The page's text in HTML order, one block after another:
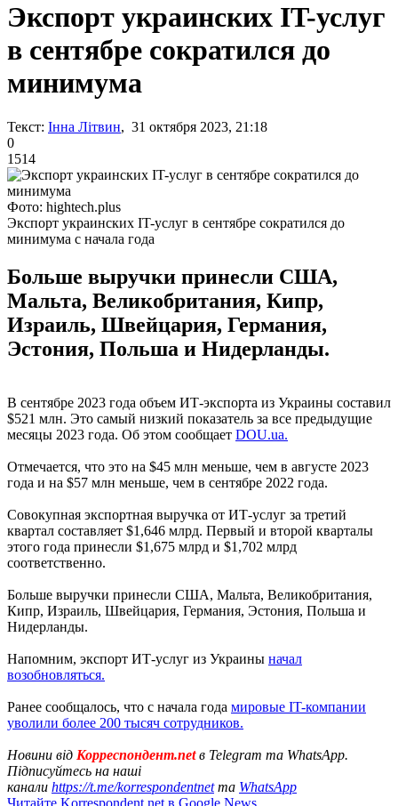
Экспорт украинских IT-услуг
в сентябре сократился до
минимума
Текст: Інна Літвин, 31 октября 2023, 21:18
0
1514
Фото: hightech.plus
Экспорт украинских IT-услуг в сентябре сократился до
минимума с начала года
Больше выручки принесли США,
Мальта, Великобритания, Кипр,
Израиль, Швейцария, Германия,
Эстония, Польша и Нидерланды.
В сентябре 2023 года объем ИТ-экспорта из Украины составил
$521 млн. Это самый низкий показатель за все предыдущие
месяцы 2023 года. Об этом сообщает DOU.ua.
Отмечается, что это на $45 млн меньше, чем в августе 2023
года и на $57 млн меньше, чем в сентябре 2022 года.
Совокупная экспортная выручка от ИТ-услуг за третий
квартал составляет $1,646 млрд. Первый и второй кварталы
этого года принесли $1,675 млрд и $1,702 млрд
соответственно.
Больше выручки принесли США, Мальта, Великобритания,
Кипр, Израиль, Швейцария, Германия, Эстония, Польша и
Нидерланды.
Напомним, экспорт ИТ-услуг из Украины начал
возобновляться.
Ранее сообщалось, что с начала года мировые IT-компании
уволили более 200 тысяч сотрудников.
Новини від Корреспондент.netв Telegram та WhatsApp.
Підписуйтесь на наші
канали https://t.me/korrespondentnetта WhatsApp
Читайте Korrespondent.net в Google News